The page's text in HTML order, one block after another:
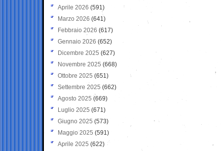
Aprile 2026 (591)
Marzo 2026 (641)
Febbraio 2026 (617)
Gennaio 2026 (652)
Dicembre 2025 (627)
Novembre 2025 (668)
Ottobre 2025 (651)
Settembre 2025 (662)
Agosto 2025 (669)
Luglio 2025 (671)
Giugno 2025 (573)
Maggio 2025 (591)
Aprile 2025 (622)